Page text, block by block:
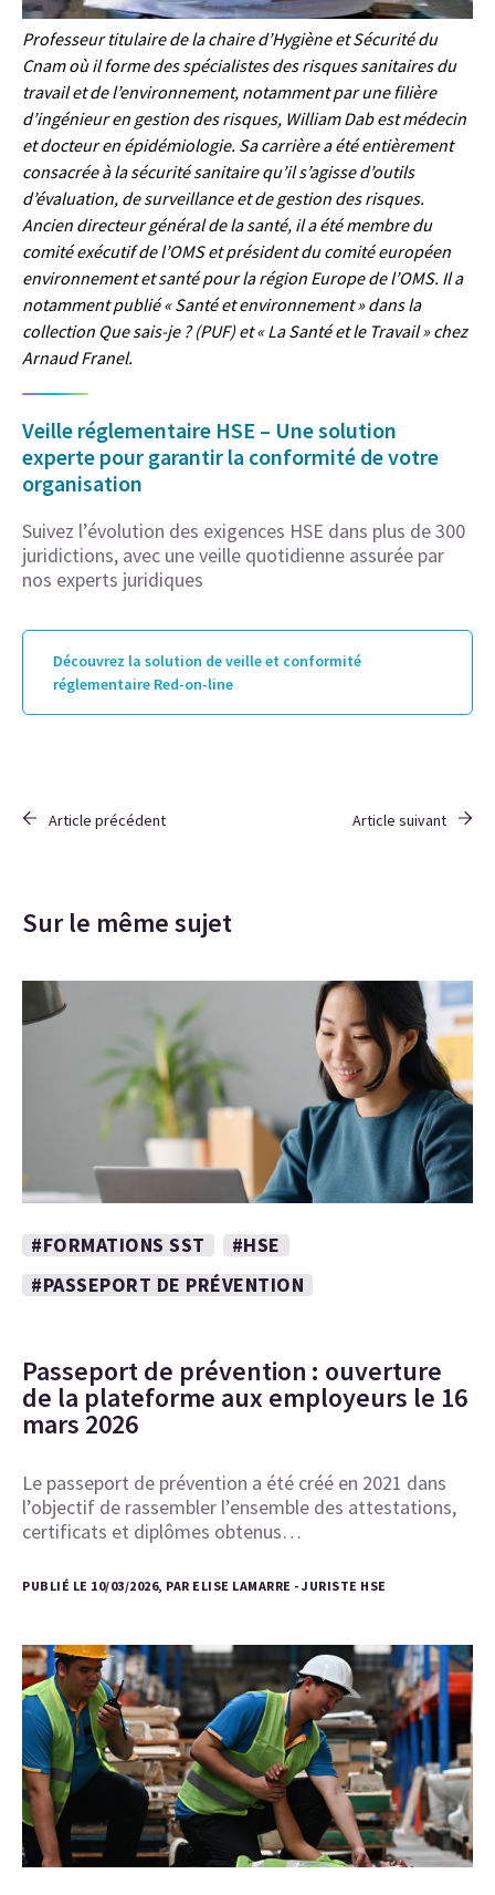
Professeur titulaire de la chaire d’Hygiène et Sécurité du
Cnam où il forme des spécialistes des risques sanitaires du
travail et de l’environnement, notamment par une filière
d’ingénieur en gestion des risques, William Dab est médecin
et docteur en épidémiologie. Sa carrière a été entièrement
consacrée à la sécurité sanitaire qu’il s’agisse d’outils
d’évaluation, de surveillance et de gestion des risques.
Ancien directeur général de la santé, il a été membre du
comité exécutif de l’OMS et président du comité européen
environnement et santé pour la région Europe de l’OMS. Il a
notamment publié « Santé et environnement » dans la
collection Que sais-je ? (PUF) et « La Santé et le Travail » chez
Arnaud Franel.
Veille réglementaire HSE – Une solution
experte pour garantir la conformité de votre
organisation
Suivez l’évolution des exigences HSE dans plus de 300
juridictions, avec une veille quotidienne assurée par
nos experts juridiques
Découvrez la solution de veille et conformité
réglementaire Red-on-line
Article précédent Article suivant
Sur le même sujet
#FORMATIONS SST
#HSE
#PASSEPORT DE PRÉVENTION
Passeport de prévention : ouverture
de la plateforme aux employeurs le 16
mars 2026
Le passeport de prévention a été créé en 2021 dans
l’objectif de rassembler l’ensemble des attestations,
certificats et diplômes obtenus…
PUBLIÉ LE 10/03/2026, PAR ELISE LAMARRE - JURISTE HSE